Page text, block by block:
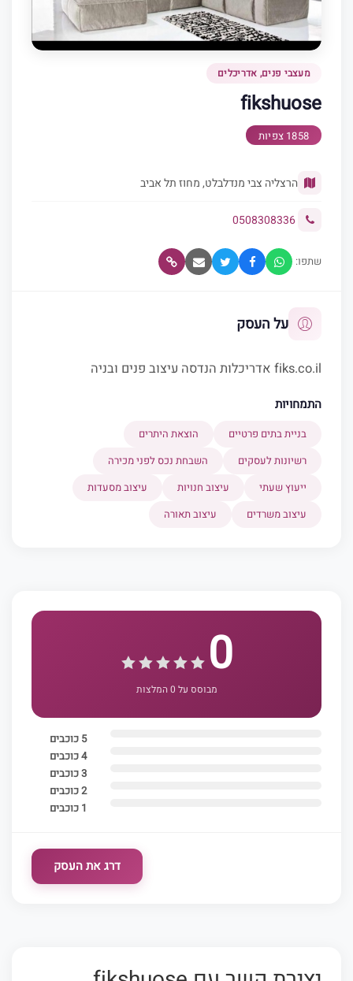
מעצבי פנים, אדריכלים
fikshuose
1858 צפיות
הרצליה צבי מנדלבלט, מחוז תל אביב
0508308336
שתפו:
על העסק
fiks.co.il אדריכלות הנדסה עיצוב פנים ובניה
התמחויות
בניית בתים פרטיים
הוצאת היתרים
רשיונות לעסקים
השבחת נכס לפני מכירה
ייעוץ שעתי
עיצוב חנויות
עיצוב מסעדות
עיצוב משרדים
עיצוב תאורה
0
מבוסס על 0 המלצות
5 כוכבים
4 כוכבים
3 כוכבים
2 כוכבים
1 כוכבים
דרג את העסק